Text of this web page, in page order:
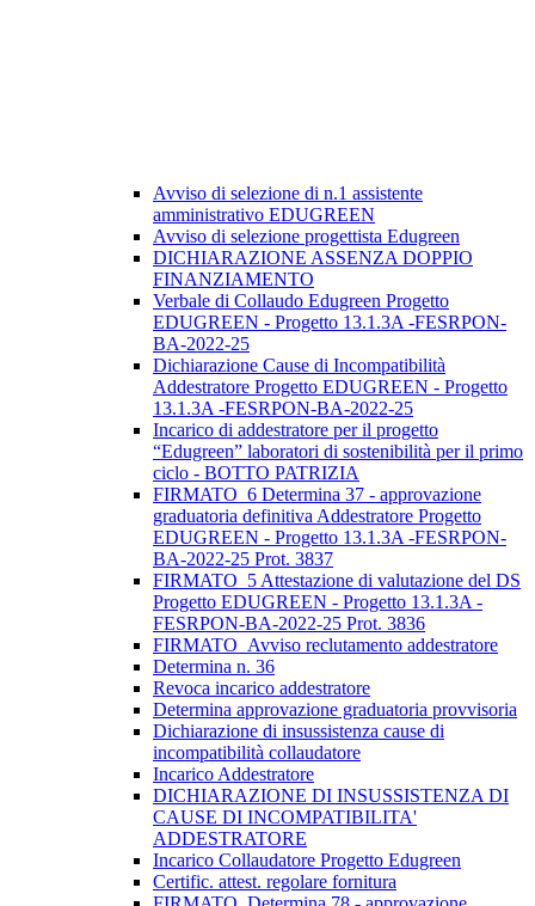
Avviso di selezione di n.1 assistente
amministrativo EDUGREEN
Avviso di selezione progettista Edugreen
DICHIARAZIONE ASSENZA DOPPIO
FINANZIAMENTO
Verbale di Collaudo Edugreen Progetto
EDUGREEN - Progetto 13.1.3A -FESRPON-
BA-2022-25
Dichiarazione Cause di Incompatibilità
Addestratore Progetto EDUGREEN - Progetto
13.1.3A -FESRPON-BA-2022-25
Incarico di addestratore per il progetto
“Edugreen” laboratori di sostenibilità per il primo
ciclo - BOTTO PATRIZIA
FIRMATO_6 Determina 37 - approvazione
graduatoria definitiva Addestratore Progetto
EDUGREEN - Progetto 13.1.3A -FESRPON-
BA-2022-25 Prot. 3837
FIRMATO_5 Attestazione di valutazione del DS
Progetto EDUGREEN - Progetto 13.1.3A -
FESRPON-BA-2022-25 Prot. 3836
FIRMATO_Avviso reclutamento addestratore
Determina n. 36
Revoca incarico addestratore
Determina approvazione graduatoria provvisoria
Dichiarazione di insussistenza cause di
incompatibilità collaudatore
Incarico Addestratore
DICHIARAZIONE DI INSUSSISTENZA DI
CAUSE DI INCOMPATIBILITA'
ADDESTRATORE
Incarico Collaudatore Progetto Edugreen
Certific. attest. regolare fornitura